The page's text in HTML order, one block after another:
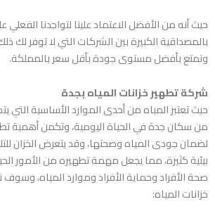
حيث أنه من الأفضل الاعتماد علينا لتواجدنا
بالمصداقية الكبيرة بين الشركات التي لا توفر لك
وتمتع بأفضل مستوى جودة بأقل سعر بالمملكة.
شركة تطهير خزانات المياه بجدة
حيث تعتبر المياه من أحدى الموارد الأساسية التي
من سكان جدة في الحياة اليومية، وتكمن أهمية
لضمان جودى المياه وصحتها، وقد يتعرض الخزان
بيئية كثيرة، مما يجعل مهمة تطهيره من الأمور
صحة الأفراد وحماية الأفراد وموارد المياه،
خزانات المياه: